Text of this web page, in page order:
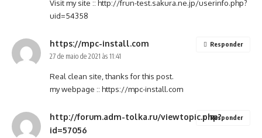
Visit my site :: http://frun-test.sakura.ne.jp/userinfo.php?
uid=54358
https://mpc-install.com
27 de maio de 2021 às 11:41
Real clean site, thanks for this post.
my webpage :: https://mpc-install.com
Responder
http://forum.adm-tolka.ru/viewtopic.php?
id=57056
Responder